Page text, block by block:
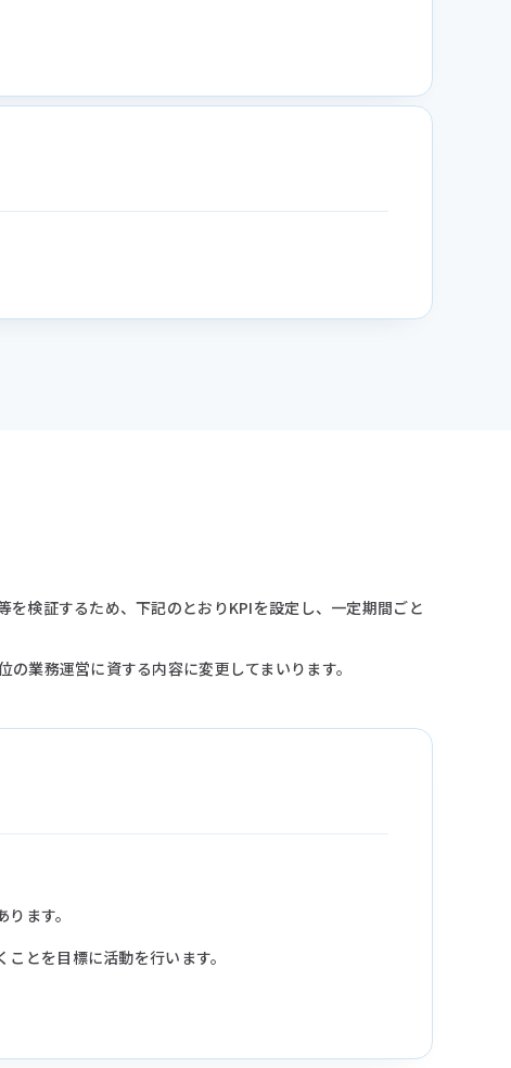
検証するため、下記のとおりKPIを設定し、一定期間ごと
業務運営に資する内容に変更してまいります。
ます。
とを目標に活動を行います。